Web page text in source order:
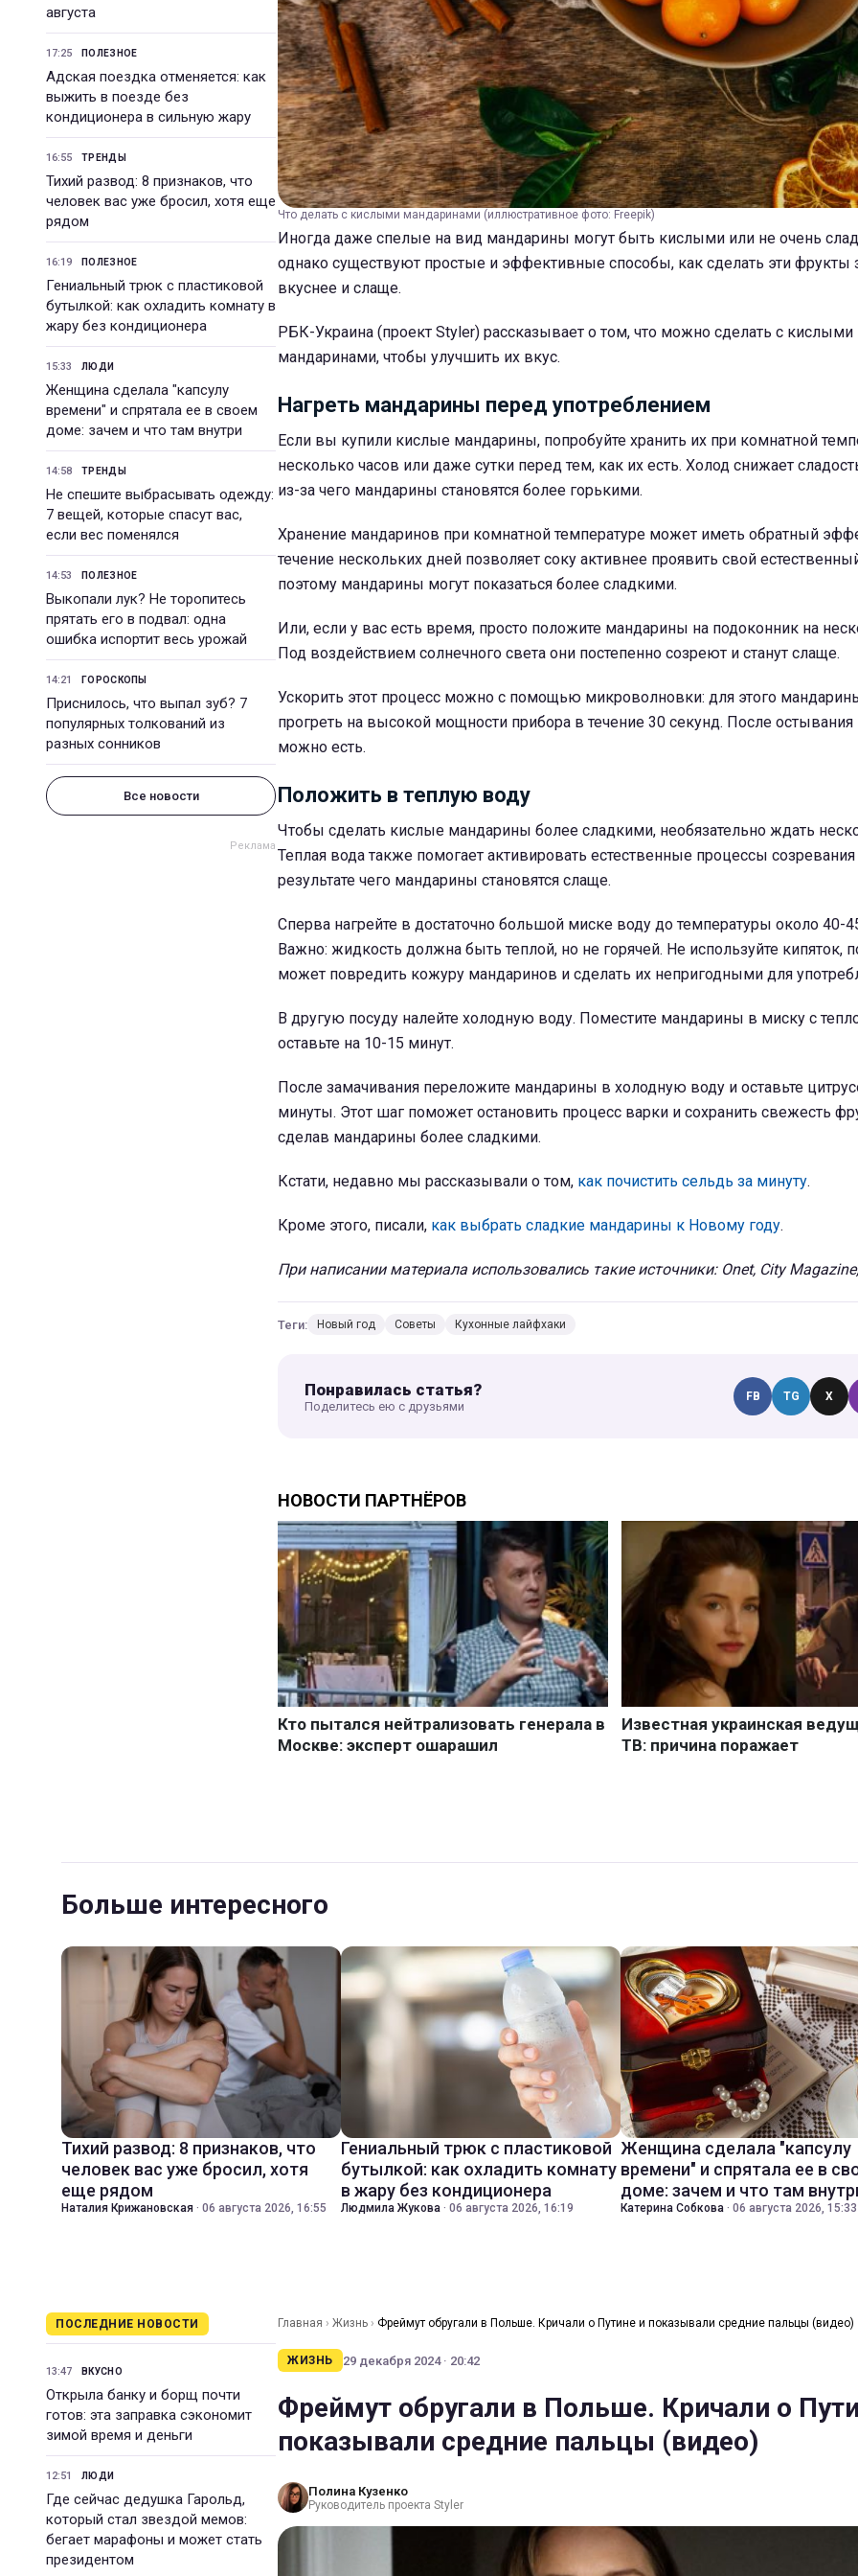
августа
17:25 ПОЛЕЗНОЕ
Адская поездка отменяется: как
выжить в поезде без
кондиционера в сильную жару
16:55 ТРЕНДЫ
Тихий развод: 8 признаков, что
человек вас уже бросил, хотя еще
рядом
16:19 ПОЛЕЗНОЕ
Гениальный трюк с пластиковой
бутылкой: как охладить комнату в
жару без кондиционера
15:33 ЛЮДИ
Женщина сделала "капсулу
времени" и спрятала ее в своем
доме: зачем и что там внутри
14:58 ТРЕНДЫ
Не спешите выбрасывать одежду:
7 вещей, которые спасут вас,
если вес поменялся
14:53 ПОЛЕЗНОЕ
Выкопали лук? Не торопитесь
прятать его в подвал: одна
ошибка испортит весь урожай
14:21 ГОРОСКОПЫ
Приснилось, что выпал зуб? 7
популярных толкований из
разных сонников
Все новости
Что делать с кислыми мандаринами (иллюстративное фото: Freepik)
Иногда даже спелые на вид мандарины могут быть кислыми или не очень
однако существуют простые и эффективные способы, как сделать эти фрукты
вкуснее и слаще.
РБК-Украина (проект Styler) рассказывает о том, что можно сделать с кислыми
мандаринами, чтобы улучшить их вкус.
Нагреть мандарины перед употреблением
Если вы купили кислые мандарины, попробуйте хранить их при комнатной
несколько часов или даже сутки перед тем, как их есть. Холод снижает
из-за чего мандарины становятся более горькими.
Хранение мандаринов при комнатной температуре может иметь обратный
течение нескольких дней позволяет соку активнее проявить свой
поэтому мандарины могут показаться более сладкими.
Или, если у вас есть время, просто положите мандарины на подоконник на
Под воздействием солнечного света они постепенно созреют и станут слаще.
Ускорить этот процесс можно с помощью микроволновки: для этого
прогреть на высокой мощности прибора в течение 30 секунд. После
можно есть.
Положить в теплую воду
Чтобы сделать кислые мандарины более сладкими, необязательно ждать
Теплая вода также помогает активировать естественные процессы
результате чего мандарины становятся слаще.
Сперва нагрейте в достаточно большой миске воду до температуры около 40-
Важно: жидкость должна быть теплой, но не горячей. Не используйте кипяток,
может повредить кожуру мандаринов и сделать их непригодными для
В другую посуду налейте холодную воду. Поместите мандарины в миску с
оставьте на 10-15 минут.
После замачивания переложите мандарины в холодную воду и оставьте
минуты. Этот шаг поможет остановить процесс варки и сохранить свежесть
сделав мандарины более сладкими.
Кстати, недавно мы рассказывали о том, как почистить сельдь за минуту.
Кроме этого, писали, как выбрать сладкие мандарины к Новому году.
При написании материала использовались такие источники: Onet, City
Теги: Новый год Советы Кухонные лайфхаки
Понравилась статья?
Поделитесь ею с друзьями
FB TG X
Больше интересного
Тихий развод: 8 признаков, что
человек вас уже бросил, хотя
еще рядом
Наталия Крижановская · 06 августа 2026, 16:55
Гениальный трюк с пластиковой
бутылкой: как охладить комнату
в жару без кондиционера
Людмила Жукова · 06 августа 2026, 16:19
Женщина сделала "капсулу
времени" и спрятала ее в
доме: зачем и что там
Катерина Собкова · 06 августа 2026, 15:33
ПОСЛЕДНИЕ НОВОСТИ
13:47 ВКУСНО
Открыла банку и борщ почти
готов: эта заправка сэкономит
зимой время и деньги
12:51 ЛЮДИ
Где сейчас дедушка Гарольд,
который стал звездой мемов:
бегает марафоны и может стать
президентом
Главная › Жизнь › Фреймут обругали в Польше. Кричали о Путине и показывали средние пальцы (видео)
ЖИЗНЬ 29 декабря 2024 · 20:42
Фреймут обругали в Польше. Кричали о
показывали средние пальцы (видео)
Полина Кузенко
Руководитель проекта Styler